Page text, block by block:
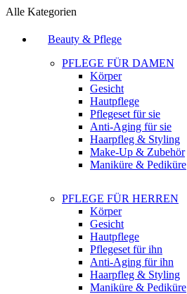
Alle Kategorien
Beauty & Pflege
PFLEGE FÜR DAMEN
Körper
Gesicht
Hautpflege
Pflegeset für sie
Anti-Aging für sie
Haarpfleg & Styling
Make-Up & Zubehör
Maniküre & Pediküre
PFLEGE FÜR HERREN
Körper
Gesicht
Hautpflege
Pflegeset für ihn
Anti-Aging für ihn
Haarpfleg & Styling
Maniküre & Pediküre